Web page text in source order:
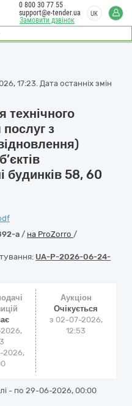
Замовити дзвінок
0 800 30 77 55
support@e-tender.ua
UK
17:23. Дата останніх змін
технічного
з
будинків 58, 60
a / на ProZorro /
UA-P-2026-06-24-
2026,
Аукціон
Очікується
з 02-07-2026,
12:53
- по 29-06-2026, 00:00